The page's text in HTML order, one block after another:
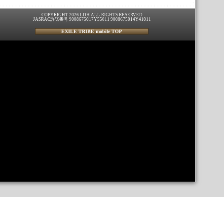
COPYRIGHT 2026 LDH ALL RIGHTS RESERVED
JASRAC許諾番号 9008675017Y55011 9008675014Y41011
EXILE TRIBE mobile TOP